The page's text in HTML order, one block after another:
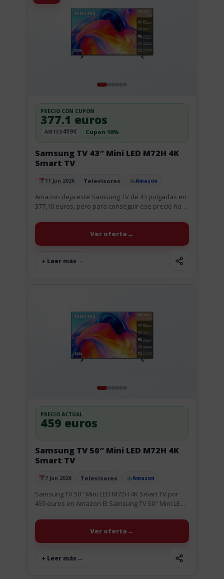
Publicado el
11 Jun 2026 Televisores Amazon
Samsung TV 43″ Mini LED M72H 4K
Smart TV
PRECIO CON CUPON
377.1 euros
ANTES419€ Cupon 10%
Amazon deja este Samsung TV de 43 pulgadas en
377,10 euros, pero para conseguir ese precio hay
+ Leer más
Ver oferta
Publicado el
7 Jun 2026 Televisores Amazon
Samsung TV 50″ Mini LED M72H 4K
Smart TV
PRECIO ACTUAL
459 euros
Samsung TV 50" Mini LED M72H 4K Smart TV por
459 euros en Amazon El Samsung TV 50" Mini LED
+ Leer más
Ver oferta